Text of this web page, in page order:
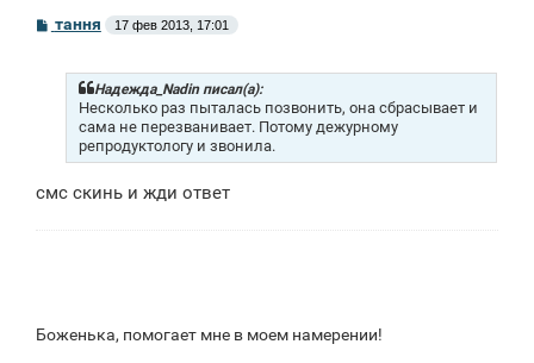
С
о
тання 17 фев 2013, 17:01
Надежда_Nadin писал(а):
Несколько раз пыталась позвонить, она сбрасывает и
сама не перезванивает. Потому дежурному
репродуктологу и звонила.
смс скинь и жди ответ
Боженька, помогает мне в моем намерении!